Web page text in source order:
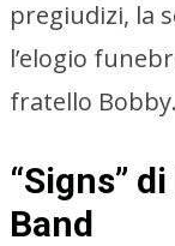
pregiudizi, la
l’elogio
fratello Bobby.
“Signs”
Band